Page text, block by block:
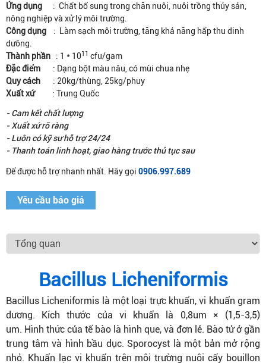
Ứng dụng : Chất bổ sung trong chăn nuôi, nuôi trồng thủy sản,
nông nghiệp và xử lý môi trường.
Công dụng : Làm sạch môi trường, tăng khả năng hấp thu dinh
dưỡng.
Thành phần : 1 * 1011 cfu/gam
Đặc điểm
: Dạng bột màu nâu, có mùi chua nhẹ
Quy cách : 20kg/thùng, 25kg/phuy
Xuất xứ: Trung Quốc
- Cam kết chất lượng
- Xuất xứ rõ ràng
- Luôn có kỹ sư hỗ trợ 24/24
- Thanh toán linh hoạt, giao hàng trước thủ tục sau
Để được hỗ trợ nhanh nhất. Hãy gọi 0906.997.689
Yêu cầu báo giá
Bacillus Licheniformis
Bacillus Licheniformis là một loại trực khuẩn, vi khuẩn gram
dương. Kích thước của vi khuẩn là 0,8um × (1,5-3,5)
um. Hình thức của tế bào là hình que, và đơn lẻ. Bào tử ở gần
trung tâm và hình bầu dục. Sporocyst là một bản mở rộng
nhỏ. Khuẩn lạc vi khuẩn trên môi trường nuôi cấy bouillon